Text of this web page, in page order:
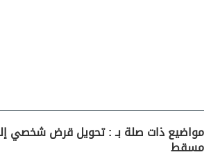
مواضيع ذات صلة بـ : تحويل قرض شخصي
مسقط